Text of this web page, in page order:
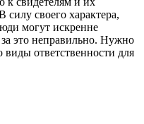
силу своего характера,
могут искренне
это неправильно. Нужно
ответственности для